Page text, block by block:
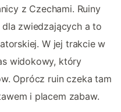
z Czechami. Ruiny
zwiedzających a to
W jej trakcie w
widokowy, który
Oprócz ruin czeka tam
i placem zabaw.